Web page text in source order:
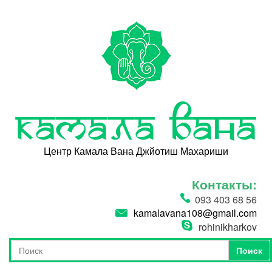
Камала Вана
Центр Камала Вана Джйотиш Махариши
Контакты:
093 403 68 56
kamalavana108@gmail.com
rohinikharkov
Форма поиска
Поиск